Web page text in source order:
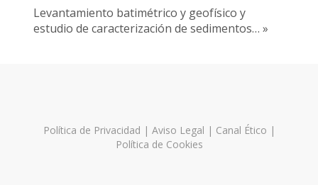
Levantamiento batimétrico y geofísico y
estudio de caracterización de sedimentos… »
Política de Privacidad | Aviso Legal | Canal Ético |
Política de Cookies